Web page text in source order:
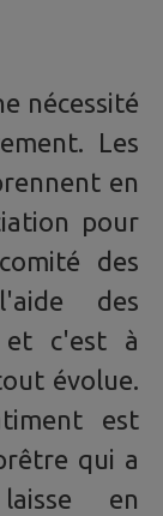
nécessité
Les
en
pour
des
des
et c'est à
évolue.
est
qui a
en